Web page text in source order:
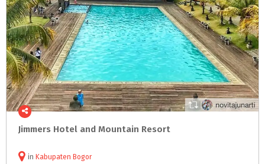
Jimmers Hotel and Mountain Resort
in Kabupaten Bogor